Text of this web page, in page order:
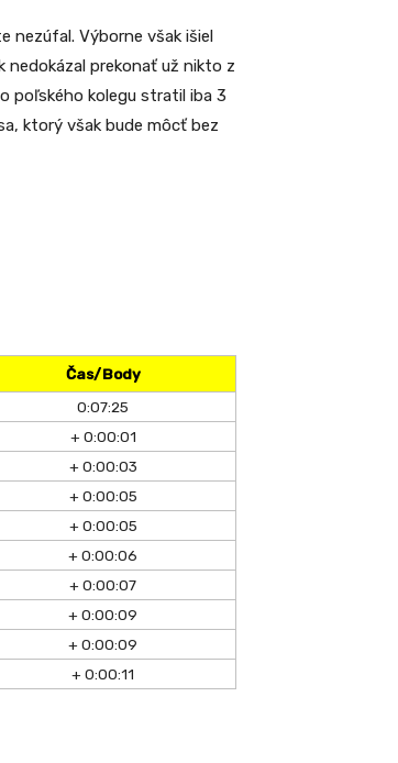
nezúfal. Výborne však išiel
nedokázal prekonať už nikto z
poľského kolegu stratil iba 3
ktorý však bude môcť bez
Čas/Body
0:07:25
+ 0:00:01
+ 0:00:03
+ 0:00:05
+ 0:00:05
+ 0:00:06
+ 0:00:07
+ 0:00:09
+ 0:00:09
+ 0:00:11